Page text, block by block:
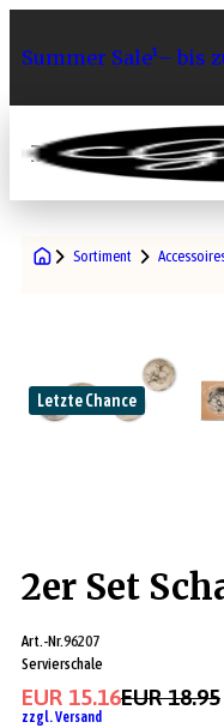
Summer Sale¹– bis
Sortiment
Letzte Chance
2er Set
Art.-Nr.96207
Servierschale
EUR 15.16EUR 18.95
zzgl. Versand